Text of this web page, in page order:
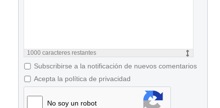
1000 caracteres restantes
Subscribirse a la notificación de nuevos comentarios
Acepta la política de privacidad
No soy un robot